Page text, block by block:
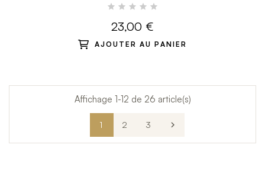
23,00 €
AJOUTER AU PANIER
Affichage 1-12 de 26 article(s)
1 2 3 